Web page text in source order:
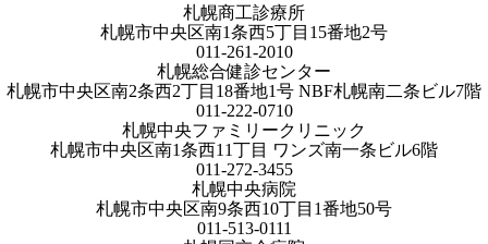
札幌商工診療所
札幌市中央区南1条西5丁目15番地2号
011-261-2010
札幌総合健診センター
札幌市中央区南2条西2丁目18番地1号 NBF札幌南二条ビル7階
011-222-0710
札幌中央ファミリークリニック
札幌市中央区南1条西11丁目 ワンズ南一条ビル6階
011-272-3455
札幌中央病院
札幌市中央区南9条西10丁目1番地50号
011-513-0111